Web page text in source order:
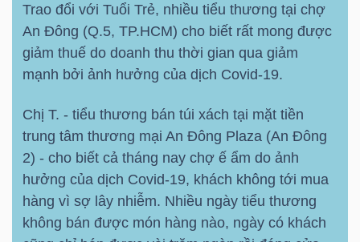
Trao đổi với Tuổi Trẻ, nhiều tiểu thương tại chợ
An Đông (Q.5, TP.HCM) cho biết rất mong được
giảm thuế do doanh thu thời gian qua giảm
mạnh bởi ảnh hưởng của dịch Covid-19.
Chị T. - tiểu thương bán túi xách tại mặt tiền
trung tâm thương mại An Đông Plaza (An Đông
2) - cho biết cả tháng nay chợ ế ẩm do ảnh
hưởng của dịch Covid-19, khách không tới mua
hàng vì sợ lây nhiễm. Nhiều ngày tiểu thương
không bán được món hàng nào, ngày có khách
chính